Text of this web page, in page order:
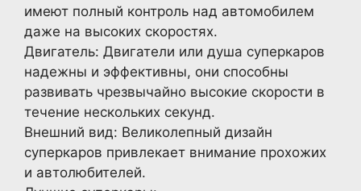
имеют полный контроль над автомобилем
даже на высоких скоростях.
Двигатель: Двигатели или душа суперкаров
надежны и эффективны, они способны
развивать чрезвычайно высокие скорости в
течение нескольких секунд.
Внешний вид: Великолепный дизайн
суперкаров привлекает внимание прохожих
и автолюбителей.